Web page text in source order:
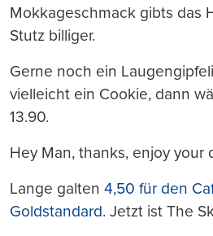
Mokkageschmack gibts das
Stutz billiger.
Gerne noch ein
vielleicht ein Cookie, dann
13.90.
Hey Man, thanks, enjoy your
Lange galten 4,50 für den
Goldstandard. Jetzt ist The